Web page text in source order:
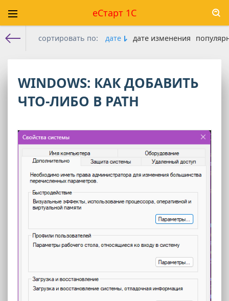
еСтарт 1С
сортировать по: дате дате изменения
WINDOWS: КАК ДОБАВИТЬ
ЧТО-ЛИБО В PATH